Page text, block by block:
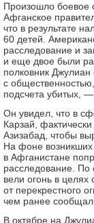
Произошло боевое
Афганское
что в результате
60 детей.
расследование и
и еще двое были
полковник
с
подсчета убитых,
Он увидел, что в
Карзай,
Азизабад, чтобы
На фоне
в Афганистане
расследование. По
вели огонь в
от перекрестного
чем ранее
В октябре на